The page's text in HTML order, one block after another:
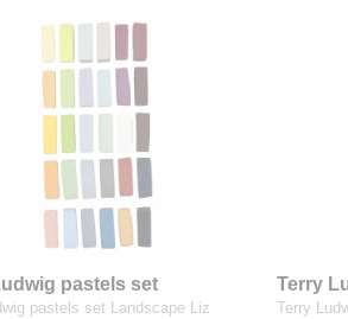
pastels set
- Liz Haywood Sullivan
pastels set Landscape Liz
Terry
Terry